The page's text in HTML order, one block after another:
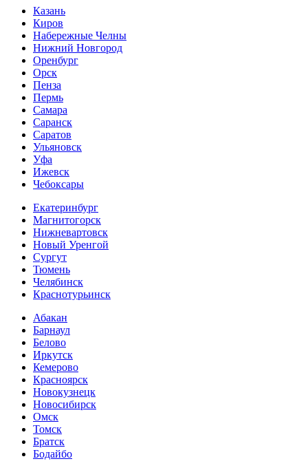
Казань
Киров
Набережные Челны
Нижний Новгород
Оренбург
Орск
Пенза
Пермь
Самара
Саранск
Саратов
Ульяновск
Уфа
Ижевск
Чебоксары
Екатеринбург
Магнитогорск
Нижневартовск
Новый Уренгой
Сургут
Тюмень
Челябинск
Краснотурьинск
Абакан
Барнаул
Белово
Иркутск
Кемерово
Красноярск
Новокузнецк
Новосибирск
Омск
Томск
Братск
Бодайбо